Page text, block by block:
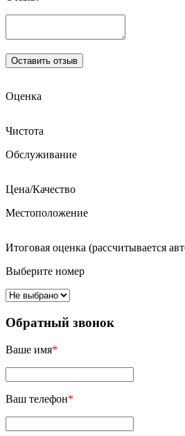
Оценка
Чистота
Обслуживание
Цена/Качество
Местоположение
Итоговая оценка (рассчитывается
Выберите номер
Обратный звонок
Ваше имя*
Ваш телефон*